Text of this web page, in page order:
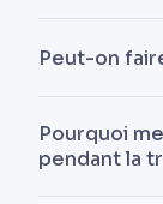
la fréquence
sèvre-toi
fin.
intègre
plus
initiale. La
pull-up) est
Commence
Peut-on
intensité
Grease The
Pourquoi
pendant la